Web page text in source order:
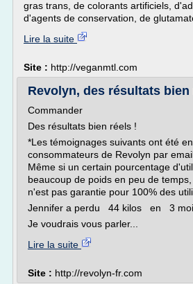
gras trans, de colorants artificiels,
d'agents de conservation, de
Lire la suite
Site : http://veganmtl.com
Revolyn, des résultats bien
Commander
Des résultats bien réels !
*Les témoignages suivants ont été
consommateurs de Revolyn par
Même si un certain pourcentage
beaucoup de poids en peu de
n'est pas garantie pour 100% des
Jennifer a perdu 44 kilos en 3
Je voudrais vous parler...
Lire la suite
Site : http://revolyn-fr.com